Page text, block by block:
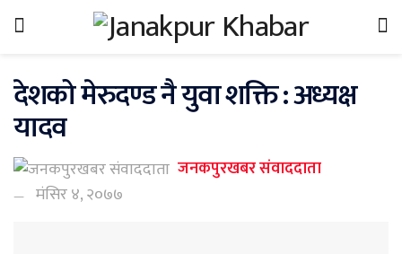
देशको मेरुदण्ड नै युवा शक्ति : अध्यक्ष
यादव
जनकपुरखबर संवाददाता
मंसिर ४, २०७७